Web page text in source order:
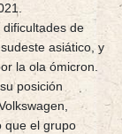
de
asiático, y
la ola ómicron.
posición
que el grupo